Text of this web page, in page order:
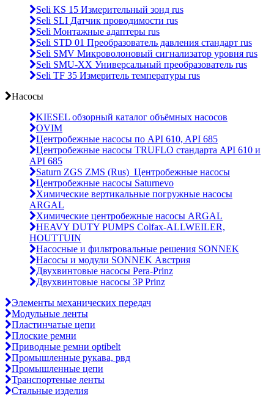
Seli KS 15 Измерительный зонд rus
Seli SLI Датчик проводимости rus
Seli Монтажные адаптеры rus
Seli STD 01 Преобразователь давления стандарт rus
Seli SMV Микроволоновый сигнализатор уровня rus
Seli SMU-ХХ Универсальный преобразователь rus
Seli TF 35 Измеритель температуры rus
Насосы
KIESEL обзорный каталог объёмных насосов
OVIM
Центробежные насосы по API 610, API 685
Центробежные насосы TRUFLO стандарта API 610 и
API 685
Saturn ZGS ZMS (Rus)_Центробежные насосы
Центробежные насосы Saturnevo
Химические вертикальные погружные насосы
ARGAL
Химические центробежные насосы ARGAL
HEAVY DUTY PUMPS Colfax-ALLWEILER,
HOUTTUIN
Насосные и фильтровальные решения SONNEK
Насосы и модули SONNEK Австрия
Двухвинтовые насосы Pera-Prinz
Двухвинтовые насосы 3P Prinz
Элементы механических передач
Модульные ленты
Пластинчатые цепи
Плоские ремни
Приводные ремни optibelt
Промышленные рукава, рвд
Промышленные цепи
Транспортеные ленты
Стальные изделия